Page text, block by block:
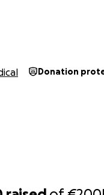
Donation